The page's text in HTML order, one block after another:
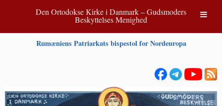
Den Ortodokse Kirke i Danmark – Gudsmoders
Beskyttelses Menighed
Rumæniens Patriarkats bispestol for Nordeuropa